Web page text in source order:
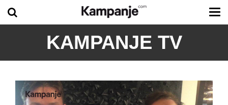
KAMPANJE TV